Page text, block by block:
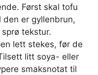
Først skal tofu
er gyllenbrun,
tekstur.
lett stekes, før de
litt soya- eller
smaksnotat til